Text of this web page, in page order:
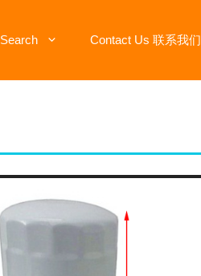
Search Contact Us 联系我们